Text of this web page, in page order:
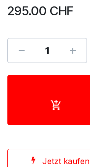
295.00 CHF
Jetzt kaufen